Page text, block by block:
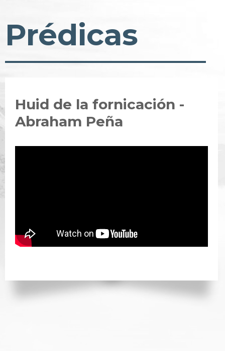
Prédicas
Huid de la fornicación -
Abraham Peña